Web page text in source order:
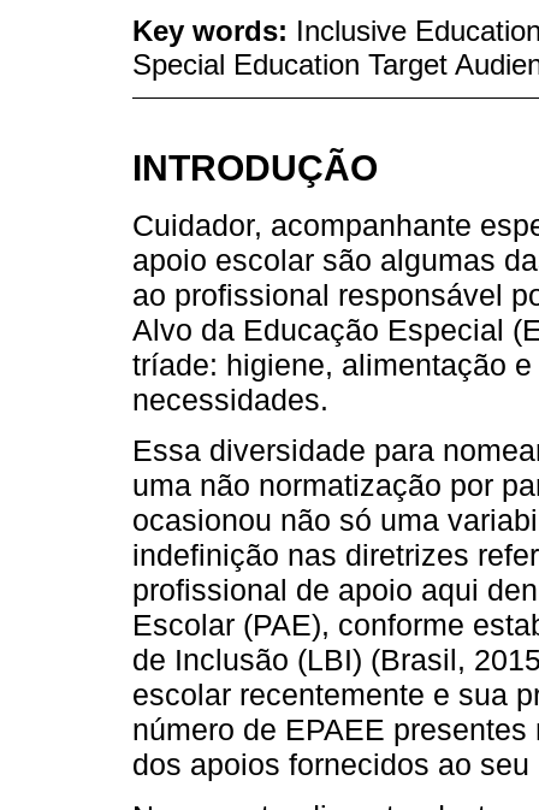
Key words: Inclusive
Special Education Target
INTRODUÇÃO
Cuidador, acompanhante
apoio escolar são algumas
ao profissional responsável
Alvo da Educação Especial
tríade: higiene, alimentação
necessidades.
Essa diversidade para
uma não normatização por
ocasionou não só uma
indefinição nas diretrizes
profissional de apoio aqui
Escolar (PAE), conforme
de Inclusão (LBI) (Brasil,
escolar recentemente e sua
número de EPAEE
dos apoios fornecidos ao